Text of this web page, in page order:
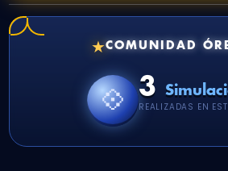
★COMUNIDAD
💠 3
REALIZADAS EN